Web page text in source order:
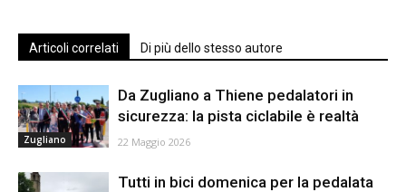
Articoli correlati Di più dello stesso autore
Zugliano
Da Zugliano a Thiene pedalatori in
sicurezza: la pista ciclabile è realtà
22 Maggio 2026
Tutti in bici domenica per la pedalata